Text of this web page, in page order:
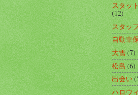
スタッ
(12)
スタッ
自動車
大雪(7)
松島 (6)
出会い
ハロウ